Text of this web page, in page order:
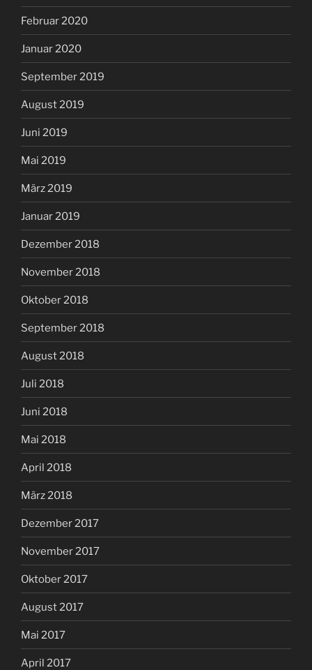
Februar 2020
Januar 2020
September 2019
August 2019
Juni 2019
Mai 2019
März 2019
Januar 2019
Dezember 2018
November 2018
Oktober 2018
September 2018
August 2018
Juli 2018
Juni 2018
Mai 2018
April 2018
März 2018
Dezember 2017
November 2017
Oktober 2017
August 2017
Mai 2017
April 2017